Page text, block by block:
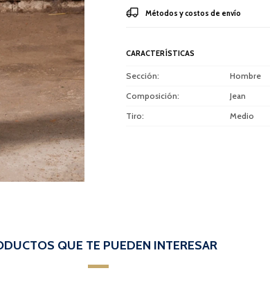
Métodos y costos de envío
CARACTERÍSTICAS
Sección
Hombre
Composición
Jean
Tiro
Medio
QUE TE PUEDEN INTERESAR